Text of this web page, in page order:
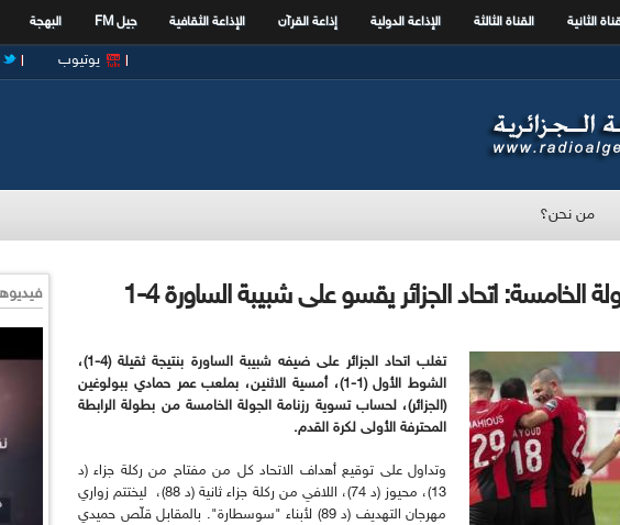
الثانية القناة الثالثة الإذاعة الدولية إذاعة القرآن الإذاعة الثقافية جيل FM البهجة
يوتيوب
من نحن؟
الخامسة: اتحاد الجزائر يقسو على شبيبة الساورة 4-1
تغلب اتحاد الجزائر على ضيفه شبيبة الساورة بنتيجة ثقيلة (4-1)،
الشوط الأول (1-1)، أمسية الاثنين، بملعب عمر حمادي ببولوغين
(الجزائر)، لحساب تسوية رزنامة الجولة الخامسة من بطولة الرابطة
المحترفة الأولى لكرة القدم.
وتداول على توقيع أهداف الاتحاد كل من مفتاح من ركلة جزاء (د
13)، محيوز (د 74)، اللافي من ركلة جزاء ثانية (د 88)، ليختتم زواري
مهرجان التهديف (د 89) لأبناء "سوسطارة". بالمقابل قلّص حميدي